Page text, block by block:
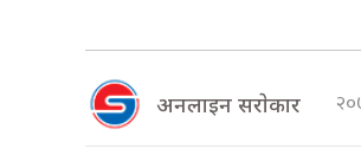
अनलाइन सराेकार